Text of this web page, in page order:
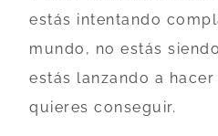
estás intentando
mundo, no estás
estás lanzando a
quieres conseguir.